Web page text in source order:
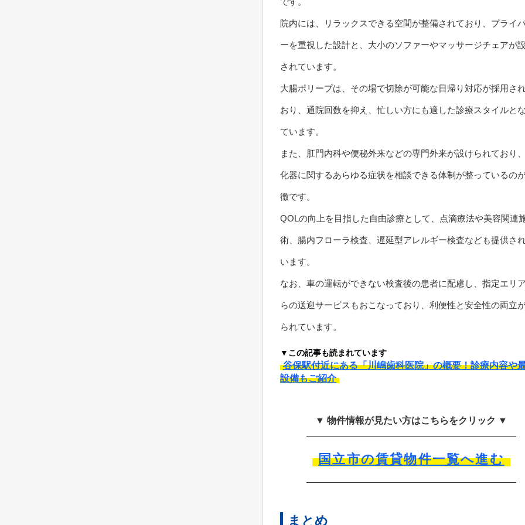
院内には、リラックスできる空間が整備されており、プライ
ーを重視した設計と、大小のソファーやマッサージチェアが
されています。
大腸ポリープは、その場で切除が可能な日帰り対応が採用さ
おり、通院回数を抑え、忙しい方にも適した診療スタイルと
ています。
また、肛門内科や便秘外来などの専門外来が設けられており
化器に関するあらゆる症状を相談できる体制が整っているの
徴です。
QOLの向上を目指した自由診療として、点滴療法や美容関連
術、腸内フローラ検査、遅延型アレルギー検査なども提供さ
います。
なお、車の運転ができない検査後の患者に配慮し、指定エリ
らの送迎サービスもおこなっており、利便性と安全性の両立
られています。
▼この記事も読まれています
谷保駅付近にある「川嶋歯科医院」の概要！診療内容や
設備もご紹介
▼ 物件情報が見たい方はこちらをクリック ▼
国立市の賃貸物件一覧へ進む
まとめ